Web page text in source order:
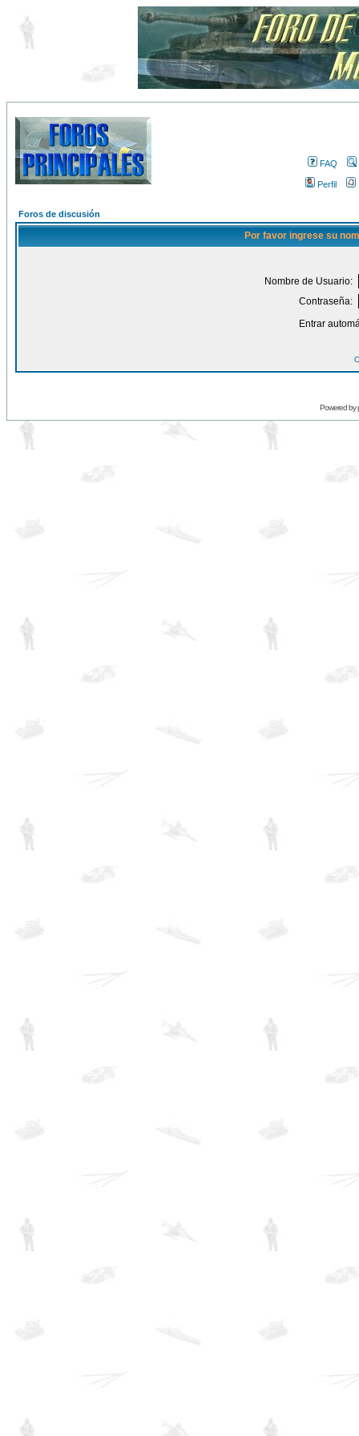
FAQ
Perfil
Foros de discusión
Por favor ingrese su
Nombre de Usuario:
Contraseña:
Entrar
Powered by